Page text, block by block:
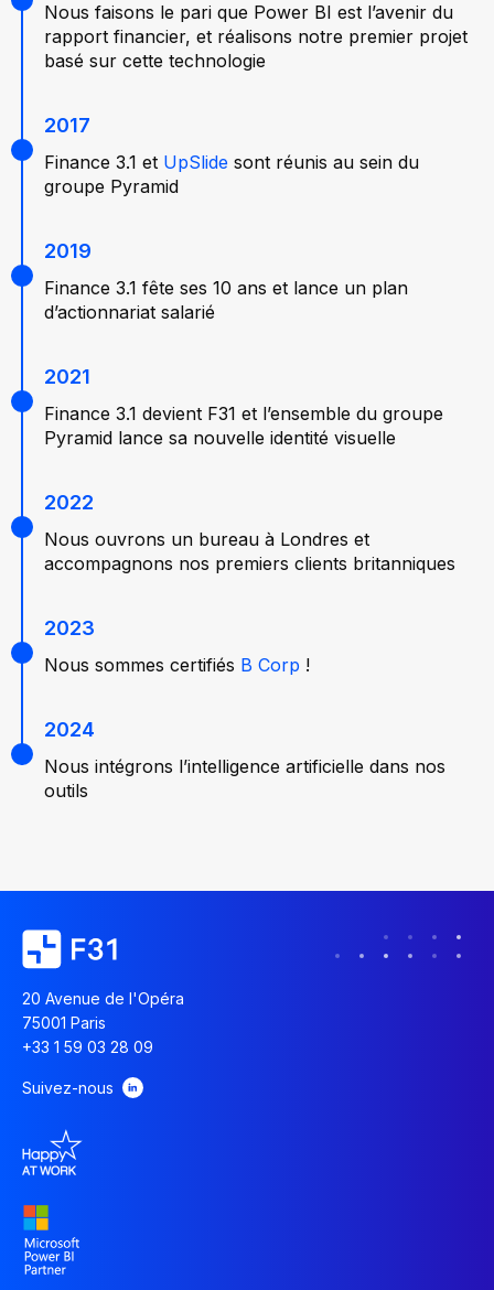
Nous faisons le pari que Power BI est l’avenir du
rapport financier, et réalisons notre premier projet
basé sur cette technologie
2017
Finance 3.1 et UpSlide sont réunis au sein du
groupe Pyramid
2019
Finance 3.1 fête ses 10 ans et lance un plan
d’actionnariat salarié
2021
Finance 3.1 devient F31 et l’ensemble du groupe
Pyramid lance sa nouvelle identité visuelle
2022
Nous ouvrons un bureau à Londres et
accompagnons nos premiers clients britanniques
2023
Nous sommes certifiés B Corp !
2024
Nous intégrons l’intelligence artificielle dans nos
outils
20 Avenue de l'Opéra
75001 Paris
+33 1 59 03 28 09
Suivez-nous